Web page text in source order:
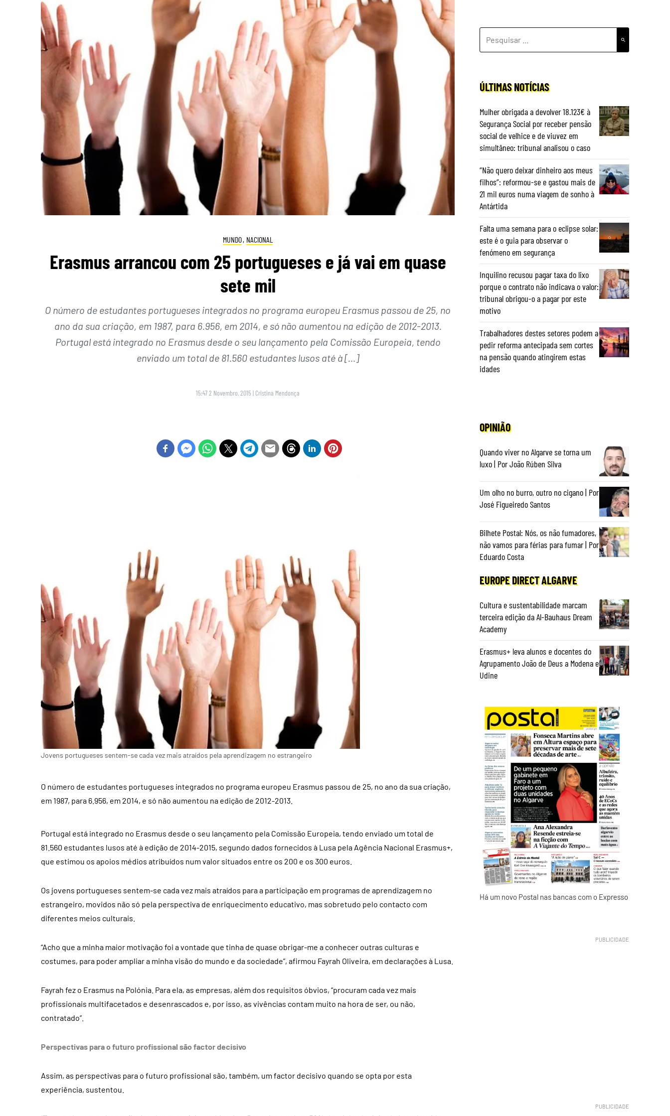
MUNDO, NACIONAL
Erasmus arrancou com 25 portugueses e já vai em quase
sete mil
O número de estudantes portugueses integrados no programa europeu Erasmus passou de 25, no
ano da sua criação, em 1987, para 6.956, em 2014, e só não aumentou na edição de 2012-2013.
Portugal está integrado no Erasmus desde o seu lançamento pela Comissão Europeia, tendo
enviado um total de 81.560 estudantes lusos até à […]
15:47 2 Novembro, 2015 | Cristina Mendonça
Jovens portugueses sentem-se cada vez mais atraídos pela aprendizagem no estrangeiro
O número de estudantes portugueses integrados no programa europeu Erasmus passou de 25, no ano da sua criação,
em 1987, para 6.956, em 2014, e só não aumentou na edição de 2012-2013.
Portugal está integrado no Erasmus desde o seu lançamento pela Comissão Europeia, tendo enviado um total de
81.560 estudantes lusos até à edição de 2014-2015, segundo dados fornecidos à Lusa pela Agência Nacional Erasmus+,
que estimou os apoios médios atribuídos num valor situados entre os 200 e os 300 euros.
Os jovens portugueses sentem-se cada vez mais atraídos para a participação em programas de aprendizagem no
estrangeiro, movidos não só pela perspectiva de enriquecimento educativo, mas sobretudo pelo contacto com
diferentes meios culturais.
“Acho que a minha maior motivação foi a vontade que tinha de quase obrigar-me a conhecer outras culturas e
costumes, para poder ampliar a minha visão do mundo e da sociedade”, afirmou Fayrah Oliveira, em declarações à Lusa.
Fayrah fez o Erasmus na Polónia. Para ela, as empresas, além dos requisitos óbvios, “procuram cada vez mais
profissionais multifacetados e desenrascados e, por isso, as vivências contam muito na hora de ser, ou não,
contratado”.
Perspectivas para o futuro profissional são factor decisivo
Assim, as perspectivas para o futuro profissional são, também, um factor decisivo quando se opta por esta
experiência, sustentou.
POR:
ÚLTIMAS NOTÍCIAS
Mulher obrigada a devolver 18.123€ à
Segurança Social por receber pensão
social de velhice e de viuvez em
simultâneo: tribunal analisou o caso
“Não quero deixar dinheiro aos meus
filhos”: reformou-se e gastou mais de
21 mil euros numa viagem de sonho à
Antártida
Falta uma semana para o eclipse solar:
este é o guia para observar o
fenómeno em segurança
Inquilino recusou pagar taxa do lixo
porque o contrato não indicava o valor:
tribunal obrigou-o a pagar por este
motivo
Trabalhadores destes setores podem a
pedir reforma antecipada sem cortes
na pensão quando atingirem estas
idades
OPINIÃO
Quando viver no Algarve se torna um
luxo | Por João Rúben Silva
Um olho no burro, outro no cigano | Por
José Figueiredo Santos
Bilhete Postal: Nós, os não fumadores,
não vamos para férias para fumar | Por
Eduardo Costa
EUROPE DIRECT ALGARVE
Cultura e sustentabilidade marcam
terceira edição da Al-Bauhaus Dream
Academy
Erasmus+ leva alunos e docentes do
Agrupamento João de Deus a Modena e
Udine
Há um novo Postal nas bancas com o Expresso